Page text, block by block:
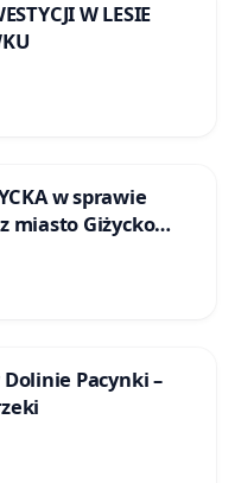
W LESIE
w sprawie
miasto Giżycko
jeziorem Niegocin
Pacynki –